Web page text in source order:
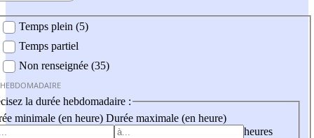
Temps plein (5)
Temps partiel
Non renseignée (35)
la durée hebdomadaire :
minimale (en heure) Durée maximale (en heure)
heures